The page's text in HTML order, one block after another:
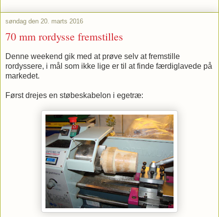
søndag den 20. marts 2016
70 mm rordysse fremstilles
Denne weekend gik med at prøve selv at fremstille
rordyssere, i mål som ikke lige er til at finde færdiglavede på
markedet.
Først drejes en støbeskabelon i egetræ: